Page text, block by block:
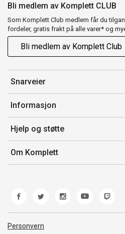
Bli medlem av Komplett CLUB
Som Komplett Club medlem får du
fordeler, gratis frakt på alle varer* og
Bli medlem av Komplett Club
Snarveier
Min side
Ordreoversikt
Flex
Komplett Club
Informasjon
Salgsbetingelser
Medlemsvilkår for Komplett Club
Merker/produsent
Hjelp og støtte
Kontakt oss
Kundeservice
Retur
Reklamasjon og garanti
Frakt og levering
Om Komplett
Personvern